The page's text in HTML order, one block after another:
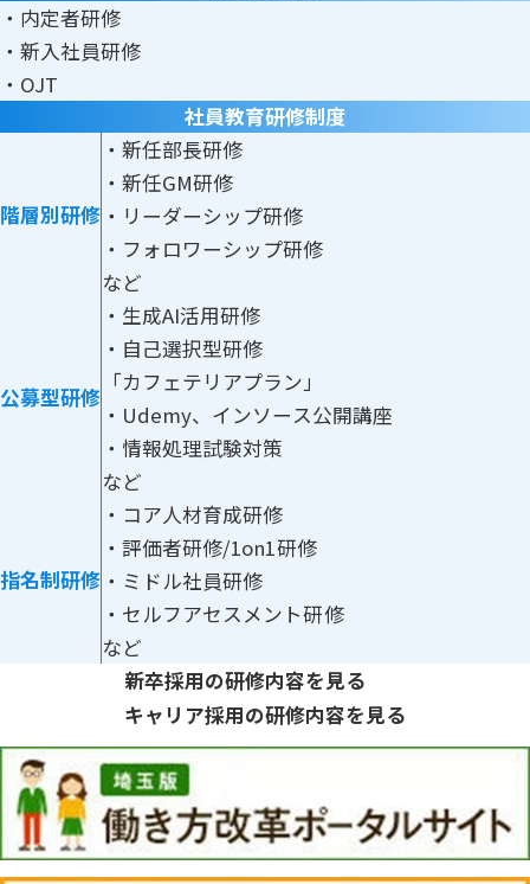
・内定者研修
・新入社員研修
・OJT
社員教育研修制度
階層別研修
・新任部長研修
・新任GM研修
・リーダーシップ研修
・フォロワーシップ研修
など
公募型研修
・生成AI活用研修
・自己選択型研修
「カフェテリアプラン」
・Udemy、インソース公開講座
・情報処理試験対策
など
指名制研修
・コア人材育成研修
・評価者研修/1on1研修
・ミドル社員研修
・セルフアセスメント研修
など
新卒採用の研修内容を見る
キャリア採用の研修内容を見る